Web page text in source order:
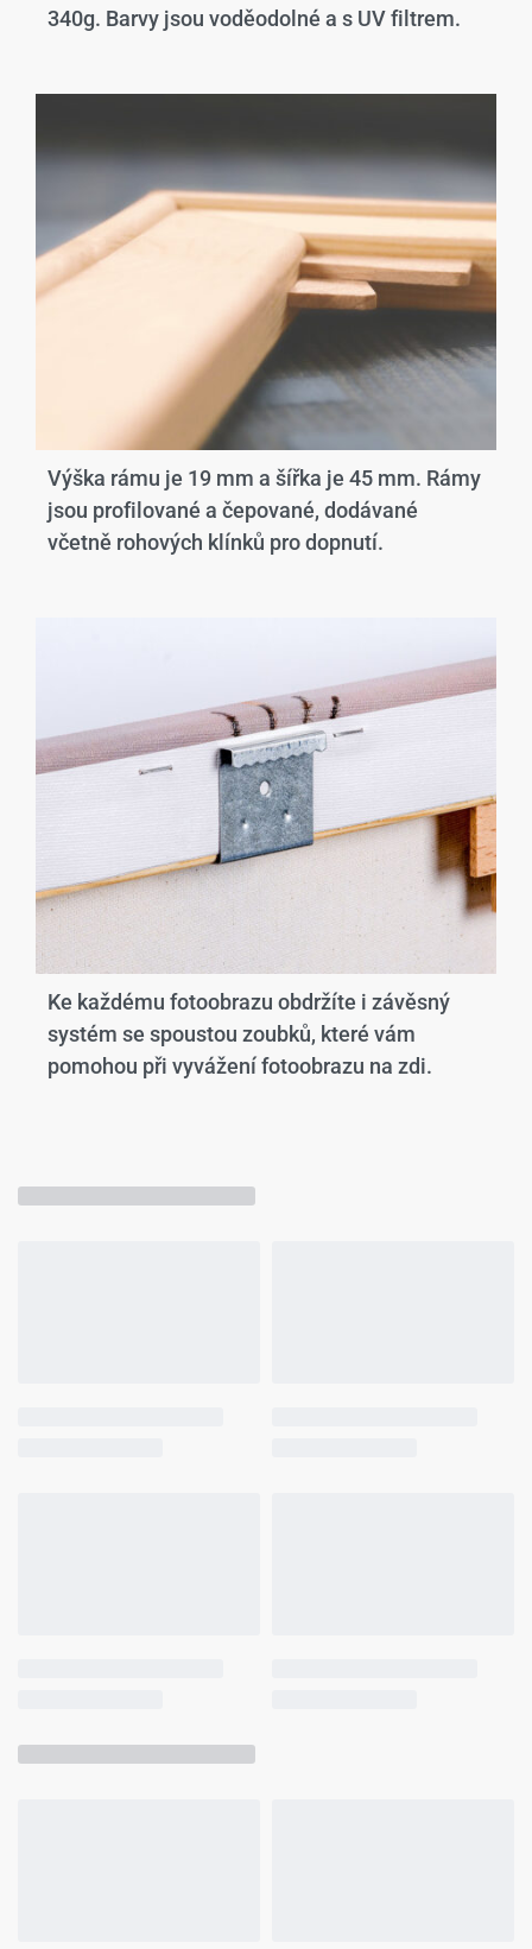
340g. Barvy jsou voděodolné a s UV filtrem.
Výška rámu je 19 mm a šířka je 45 mm. Rámy
jsou profilované a čepované, dodávané
včetně rohových klínků pro dopnutí.
Ke každému fotoobrazu obdržíte i závěsný
systém se spoustou zoubků, které vám
pomohou při vyvážení fotoobrazu na zdi.